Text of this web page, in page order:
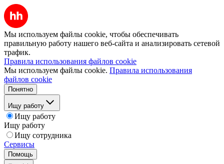
Мы используем файлы cookie, чтобы обеспечивать
правильную работу нашего веб-сайта и анализировать сетевой
трафик.
Правила использования файлов cookie
Мы используем файлы cookie. Правила использования
файлов cookie
Понятно
Ищу работу
Ищу работу
Ищу работу
Ищу сотрудника
Сервисы
Помощь